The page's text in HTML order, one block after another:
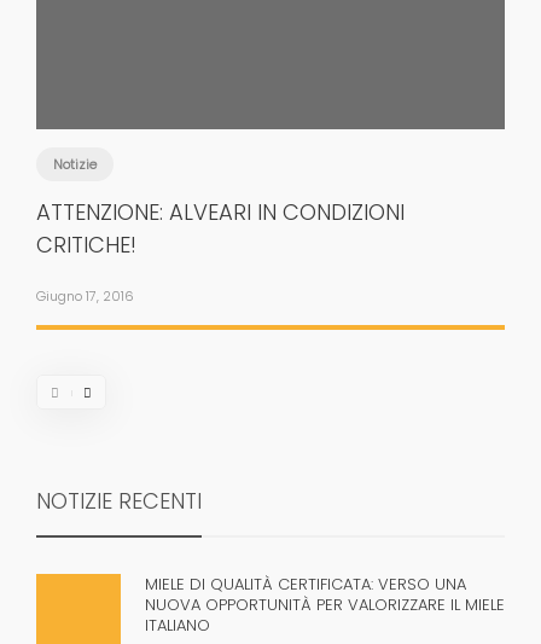
Notizie
ATTENZIONE: ALVEARI IN CONDIZIONI
CRITICHE!
Giugno 17, 2016
NOTIZIE RECENTI
MIELE DI QUALITÀ CERTIFICATA: VERSO UNA
NUOVA OPPORTUNITÀ PER VALORIZZARE IL MIELE
ITALIANO